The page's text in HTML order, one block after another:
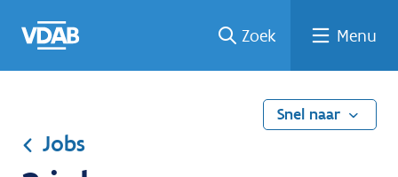
naar
een
een
job
naar
Zoek Menu
Snel naar
Jobs